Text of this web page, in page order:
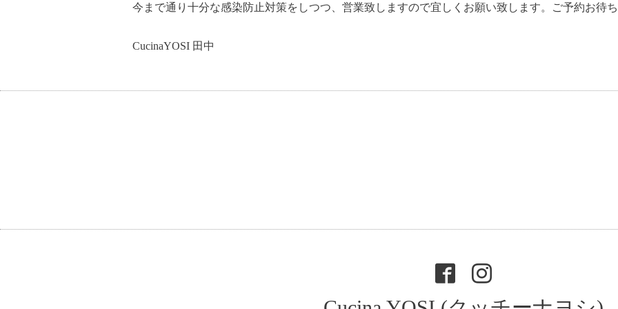
今まで通り十分な感染防止対策をしつつ、営業致しますので宜しくお願い致します。ご予約お待ち
CucinaYOSI 田中